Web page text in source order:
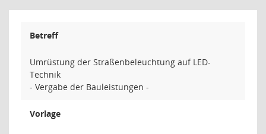
Betreff
Umrüstung der Straßenbeleuchtung auf LED-
Technik
- Vergabe der Bauleistungen -
Vorlage